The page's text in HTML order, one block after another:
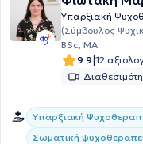
Ποιοτικής Έρευνας
Πανεπιστήμιο Αθηνών,
συστημικών θεραπευτών
αντιμετωπίζουν
γραφείο της στα Ιλίσια
στα ελληνικά και στα
Υπαρξιακή
(Σύμβουλος
BSc, MA
9.9|12
Υπαρξιακή
Σωματική